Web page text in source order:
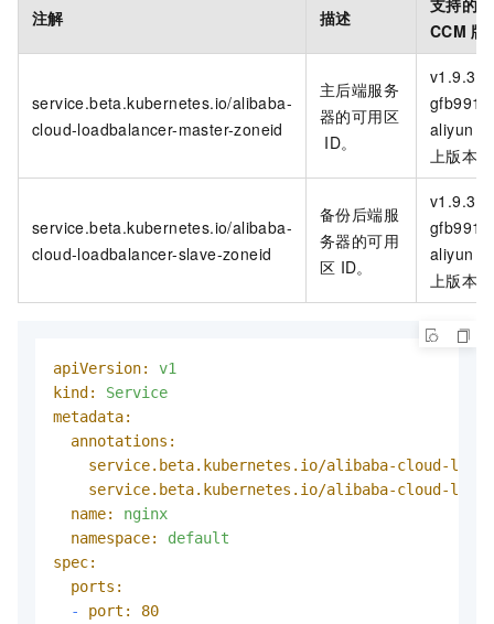
注解 描述
CCM 版
service.beta.kubernetes.io/alibaba-
cloud-loadbalancer-master-zoneid
主后端服务
器的可用区
ID。
aliyun
上版本
service.beta.kubernetes.io/alibaba-
cloud-loadbalancer-slave-zoneid
备份后端服
务器的可用
区 ID。
aliyun
上版本
apiVersion:
v1
kind:
Service
metadata:
annotations:
service.beta.kubernetes.io/alibaba-cloud-
service.beta.kubernetes.io/alibaba-cloud-
name:
nginx
namespace:
default
spec:
ports:
-
port:
80